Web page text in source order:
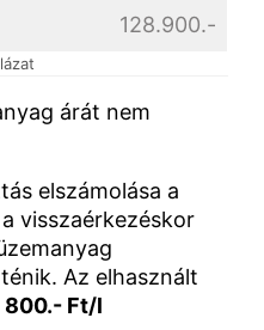
128.900.-
árát nem
elszámolása a
visszaérkezéskor
Az elhasznált
800.- Ft/l